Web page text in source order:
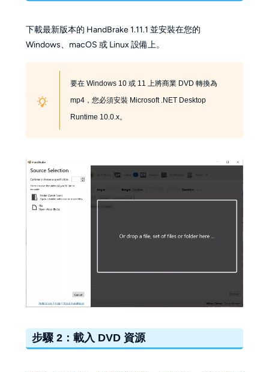
下載最新版本的 HandBrake 1.11.1 並安裝在您的
Windows、macOS 或 Linux 設備上。
要在 Windows 10 或 11 上將商業 DVD 轉換為
mp4，您必須安裝 Microsoft .NET Desktop
Runtime 10.0.x。
步驟 2：載入 DVD 資源